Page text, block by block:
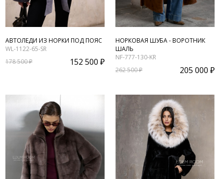
АВТОЛЕДИ ИЗ НОРКИ ПОД ПОЯС
WL-1122-65-SR
178 500 ₽
152 500 ₽
НОРКОВАЯ ШУБА - ВОРОТНИК
ШАЛЬ
NF-777-130-KR
262 500 ₽
205 000 ₽